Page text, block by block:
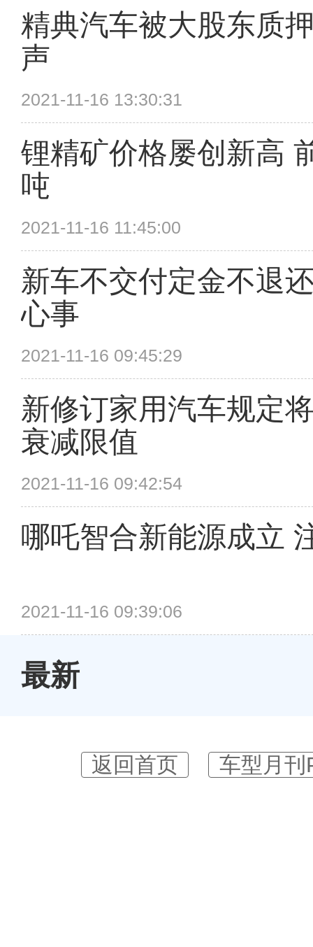
精典汽车被大股东质
声
2021-11-16 13:30:31
锂精矿价格屡创新高
吨
2021-11-16 11:45:00
新车不交付定金不退
心事
2021-11-16 09:45:29
新修订家用汽车规定
衰减限值
2021-11-16 09:42:54
哪吒智合新能源成立
2021-11-16 09:39:06
最新
返回首页 车型月刊